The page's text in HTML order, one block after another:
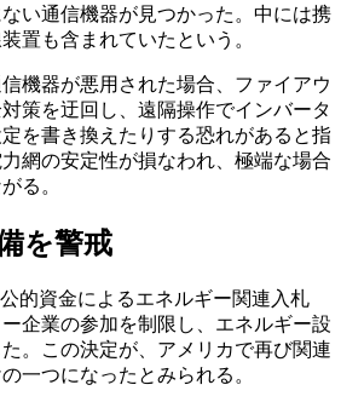
い通信機器が見つかった。中には携
置も含まれていたという。
機器が悪用された場合、ファイアウ
策を迂回し、遠隔操作でインバータ
を書き換えたりする恐れがあると指
網の安定性が損なわれ、極端な場合
る。
を警戒
的資金によるエネルギー関連入札
企業の参加を制限し、エネルギー設
。この決定が、アメリカで再び関連
一つになったとみられる。